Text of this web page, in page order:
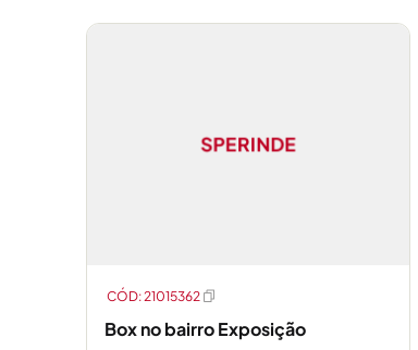
Box no bairro Exposição
CÓD: 21015362